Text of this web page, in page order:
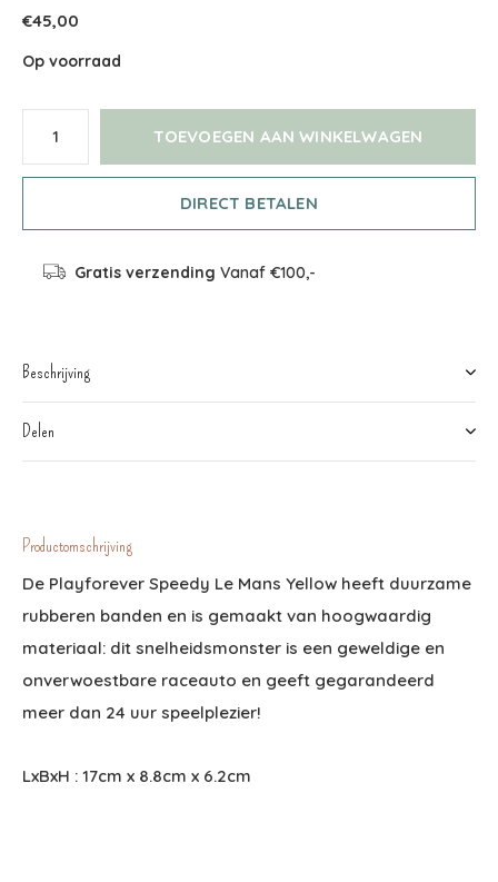
€45,00
Op voorraad
TOEVOEGEN AAN WINKELWAGEN
DIRECT BETALEN
Gratis verzending Vanaf €100,-
Beschrijving
Delen
Productomschrijving
De Playforever Speedy Le Mans Yellow heeft duurzame
rubberen banden en is gemaakt van hoogwaardig
materiaal: dit snelheidsmonster is een geweldige en
onverwoestbare raceauto en geeft gegarandeerd
meer dan 24 uur speelplezier!
LxBxH : 17cm x 8.8cm x 6.2cm